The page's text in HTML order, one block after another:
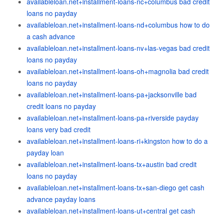
loans no payday
availableloan.net+installment-loans-nd+columbus how to do
a cash advance
availableloan.net+installment-loans-nv+las-vegas bad credit
loans no payday
availableloan.net+installment-loans-oh+magnolia bad credit
loans no payday
availableloan.net+installment-loans-pa+jacksonville bad
credit loans no payday
availableloan.net+installment-loans-pa+riverside payday
loans very bad credit
availableloan.net+installment-loans-ri+kingston how to do a
payday loan
availableloan.net+installment-loans-tx+austin bad credit
loans no payday
availableloan.net+installment-loans-tx+san-diego get cash
advance payday loans
availableloan.net+installment-loans-ut+central get cash